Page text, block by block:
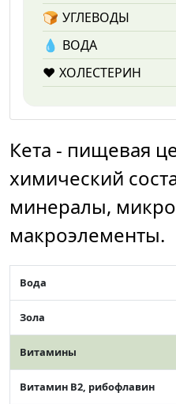
🍞 УГЛЕВОДЫ
💧️ ВОДА
❤️ ХОЛЕСТЕРИН
Кета - пищевая
химический
минералы,
макроэлементы.
Вода
Зола
Витамины
Витамин В2, рибофлавин